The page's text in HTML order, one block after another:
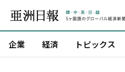
企業 経済 トピックス